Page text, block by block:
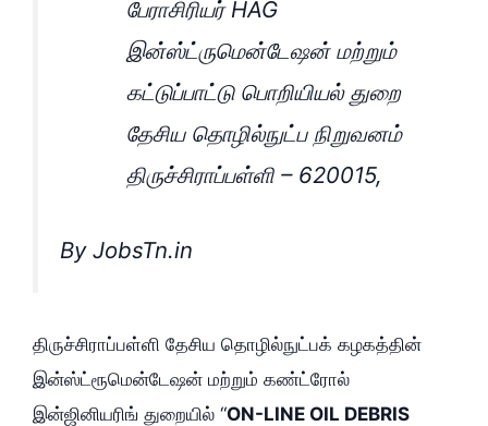
பேராசிரியர் HAG
இன்ஸ்ட்ருமென்டேஷன் மற்றும்
கட்டுப்பாட்டு பொறியியல் துறை
தேசிய தொழில்நுட்ப நிறுவனம்
திருச்சிராப்பள்ளி – 620015,
By JobsTn.in
திருச்சிராப்பள்ளி தேசிய தொழில்நுட்பக் கழகத்தின்
இன்ஸ்ட்ரூமென்டேஷன் மற்றும் கண்ட்ரோல்
இன்ஜினியரிங் துறையில் “ON-LINE OIL DEBRIS